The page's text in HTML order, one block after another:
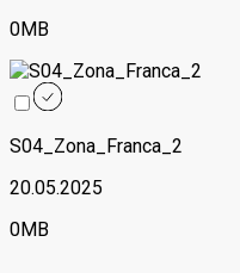
0MB
S04_Zona_Franca_2
20.05.2025
0MB